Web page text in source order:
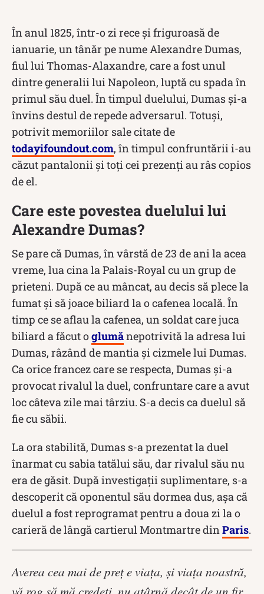
În anul 1825, într-o zi rece și friguroasă de
ianuarie, un tânăr pe nume Alexandre Dumas,
fiul lui Thomas-Alaxandre, care a fost unul
dintre generalii lui Napoleon, luptă cu spada în
primul său duel. În timpul duelului, Dumas și-a
învins destul de repede adversarul. Totuși,
potrivit memoriilor sale citate de
todayifoundout.com, în timpul confruntării i-au
căzut pantalonii și toți cei prezenți au râs copios
de el.
Care este povestea duelului lui
Alexandre Dumas?
Se pare că Dumas, în vârstă de 23 de ani la acea
vreme, lua cina la Palais-Royal cu un grup de
prieteni. După ce au mâncat, au decis să plece la
fumat și să joace biliard la o cafenea locală. În
timp ce se aflau la cafenea, un soldat care juca
biliard a făcut oglumănepotrivită la adresa lui
Dumas, râzând de mantia și cizmele lui Dumas.
Ca orice francez care se respecta, Dumas și-a
provocat rivalul la duel, confruntare care a avut
loc câteva zile mai târziu. S-a decis ca duelul să
fie cu săbii.
La ora stabilită, Dumas s-a prezentat la duel
înarmat cu sabia tatălui său, dar rivalul său nu
era de găsit. După investigații suplimentare, s-a
descoperit că oponentul său dormea dus, așa că
duelul a fost reprogramat pentru a doua zi la o
carieră de lângă cartierul Montmartre din Paris.
Averea cea mai de preţ e viaţa, şi viaţa noastră,